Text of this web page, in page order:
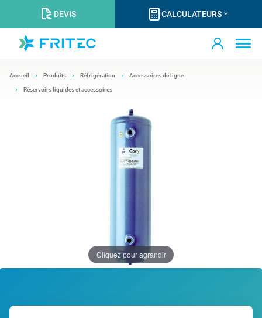
DEVIS CALCULATEURS
Accueil Produits Réfrigération Accessoires de ligne
Réservoirs liquides et accessoires
Cliquez pour agrandir